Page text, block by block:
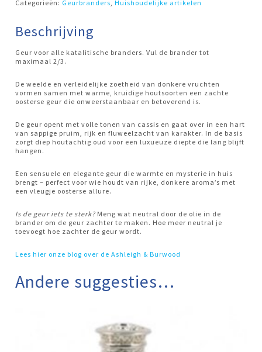
&
Categorieën: Geurbranders ,Huishoudelijke artikelen
Beschrijving
Geur voor alle katalitische branders. Vul de brander tot
maximaal 2/3.
De weelde en verleidelijke zoetheid van donkere vruchten
vormen samen met warme, kruidige houtsoorten een zachte
oosterse geur die onweerstaanbaar en betoverend is.
De geur opent met volle tonen van cassis en gaat over in een hart
van sappige pruim, rijk en fluweelzacht van karakter. In de basis
zorgt diep houtachtig oud voor een luxueuze diepte die lang blijft
hangen.
Een sensuele en elegante geur die warmte en mysterie in huis
brengt – perfect voor wie houdt van rijke, donkere aroma’s met
een vleugje oosterse allure.
Is de geur iets te sterk? Meng wat neutral door de olie in de
brander om de geur zachter te maken. Hoe meer neutral je
toevoegt hoe zachter de geur wordt.
Lees hier onze blog over de Ashleigh & Burwood
Andere suggesties…